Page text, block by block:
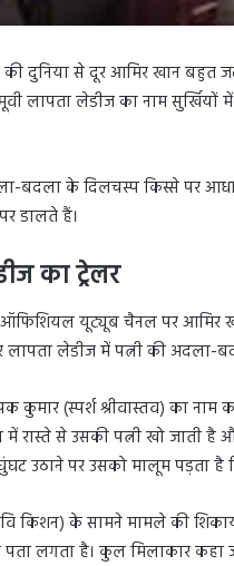
की दुनिया से दूर आमिर खान
लापता लेडीज का नाम
बदला के दिलचस्प किस्से पर
डालते हैं।
का ट्रेलर
ऑफिशियल यूट्यूब चैनल पर आमिर
लापता लेडीज में पत्नी की
कुमार (स्पर्श श्रीवास्तव) का
में रास्ते से उसकी पत्नी खो
उठाने पर उसको मालूम पड़ता
किशन) के सामने मामले की
पता लगता है। कुल मिलाकार